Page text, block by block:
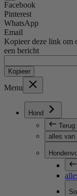
Facebook
Pinterest
WhatsApp
Email
Kopieer deze link om
een bericht
Kopieer
Menu
Hond
Terug
alles van